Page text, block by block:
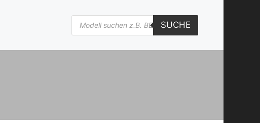
Products
search
SUCHE